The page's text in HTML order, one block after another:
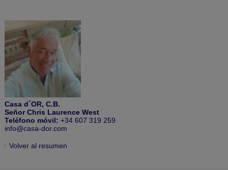
Casa d´OR, C.B.
Señor Chris Laurence West
Teléfono móvil: +34 607 319 259
info@casa-dor.com
Volver al resumen